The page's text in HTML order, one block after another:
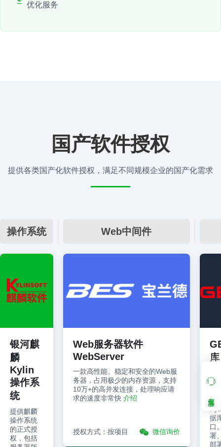
优化服务
国产软件授权
提供各类国产化软件授权，满足不同规模企业的国产化需求
操作系统
银河麒
麟
Kylin
操作系
统
提供麒麟
操作系统
的正式授
权，包括
Web中间件
Web服务器软件
WebServer
一款高性能、稳定和安全的Web服
务器，占用极少的内存资源，支持
10万+的高并发连接，处理响应请
求的速度非常快 介绍
授权方式：按项目 微信询价
库
据
口
署
部